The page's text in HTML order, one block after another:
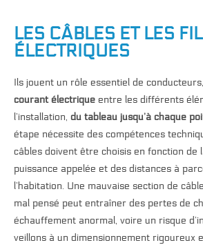
LES CÂBLES ET LES
ÉLECTRIQUES
Ils jouent un rôle essentiel de conducteurs,
courant électrique entre les différents
l’installation, du tableau jusqu’à chaque
étape nécessite des compétences
câbles doivent être choisis en fonction de
puissance appelée et des distances à
l’habitation. Une mauvaise section de
mal pensé peut entraîner des pertes de
échauffement anormal, voire un risque
veillons à un dimensionnement rigoureux